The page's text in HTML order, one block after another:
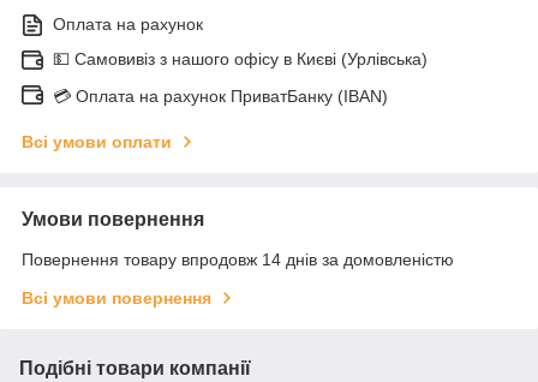
Оплата на рахунок
💵 Самовивіз з нашого офісу в Києві (Урлівська)
💳 Оплата на рахунок ПриватБанку (IBAN)
Всі умови оплати
Умови повернення
Повернення товару впродовж 14 днів за домовленістю
Всі умови повернення
Подібні товари компанії